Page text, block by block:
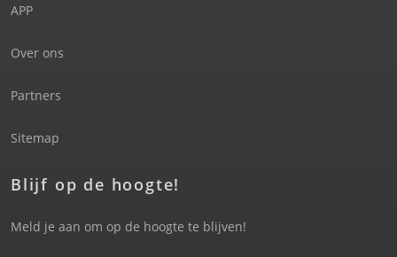
APP
Over ons
Partners
Sitemap
Blijf op de hoogte!
Meld je aan om op de hoogte te blijven!